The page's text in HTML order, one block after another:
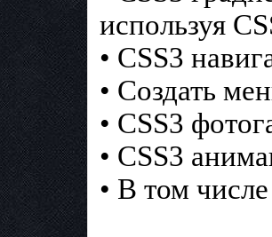
используя
• CSS3
• Создать
• CSS3
• CSS3
• В том